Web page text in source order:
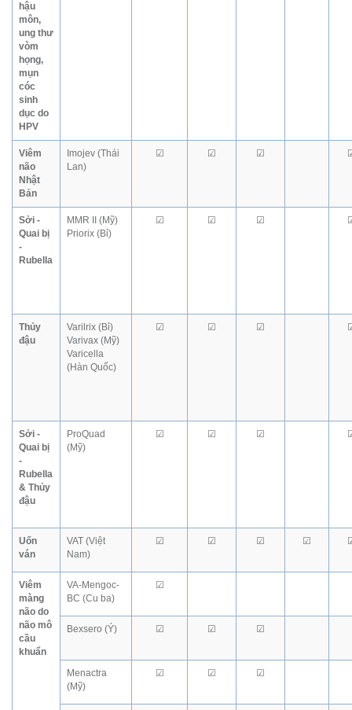
hậu
môn,
ung thư
vòm
họng,
mụn
cóc
sinh
dục do
HPV
Viêm
não
Nhật
Bản
Imojev (Thái
Lan)
☑ ☑ ☑
Sởi -
Quai bị
-
Rubella
MMR II (Mỹ)
Priorix (Bỉ)
☑ ☑ ☑
Thủy
đậu
Varilrix (Bỉ)
Varivax (Mỹ)
Varicella
(Hàn Quốc)
☑ ☑ ☑
Sởi -
Quai bị
-
Rubella
& Thủy
đậu
ProQuad
(Mỹ)
☑ ☑ ☑
Uốn
ván
VAT (Việt
Nam)
☑ ☑ ☑ ☑
Viêm
màng
não do
não mô
cầu
khuẩn
VA-Mengoc-
BC (Cu ba)
☑
Bexsero (Ý) ☑ ☑ ☑
Menactra
(Mỹ)
☑ ☑ ☑